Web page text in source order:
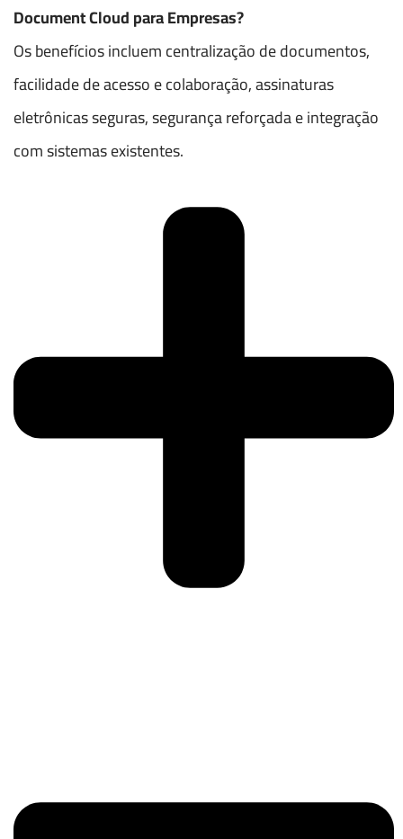
Document Cloud para Empresas?
Os benefícios incluem centralização de documentos,
facilidade de acesso e colaboração, assinaturas
eletrônicas seguras, segurança reforçada e integração
com sistemas existentes.